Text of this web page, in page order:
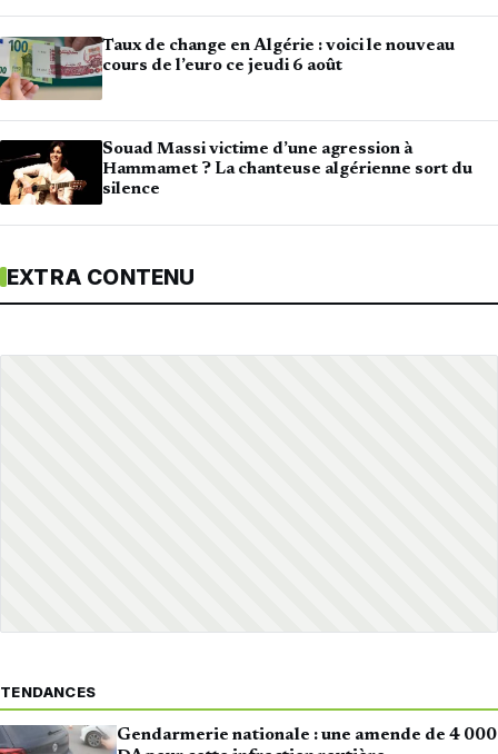
Taux de change en Algérie : voici le nouveau
cours de l’euro ce jeudi 6 août
Souad Massi victime d’une agression à
Hammamet ? La chanteuse algérienne sort du
silence
EXTRA CONTENU
TENDANCES
Gendarmerie nationale : une amende de 4 000